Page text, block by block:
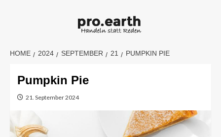
HOME 2024 SEPTEMBER 21 PUMPKIN PIE
Pumpkin Pie
21. September 2024